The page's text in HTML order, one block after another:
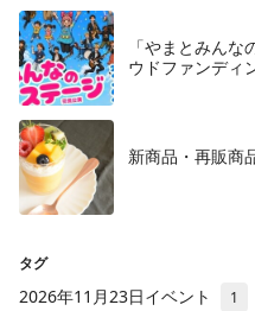
「やまとみん
ウドファンディ
新商品・再販
タグ
2026年11月23日イベント 1